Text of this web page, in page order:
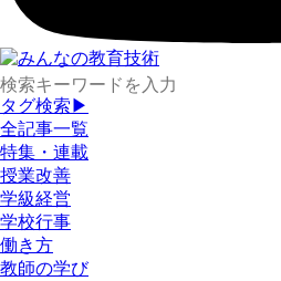
タグ検索▶
全記事一覧
特集・連載
授業改善
学級経営
学校行事
働き方
教師の学び